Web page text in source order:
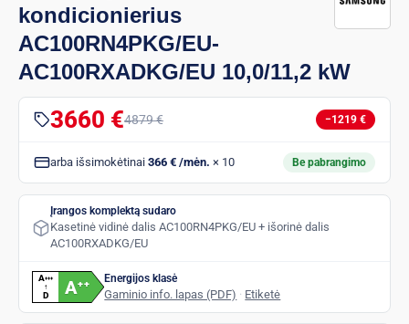
kondicionierius
AC100RN4PKG/EU-
AC100RXADKG/EU 10,0/11,2 kW
3660 €4879 € −1219 €
arba išsimokėtinai 366 € /mėn. × 10 Be pabrangimo
Įrangos komplektą sudaro
Kasetinė vidinė dalis AC100RN4PKG/EU + išorinė dalis
AC100RXADKG/EU
A+++
↑
D A++ Energijos klasė
Gaminio info. lapas (PDF) · Etiketė